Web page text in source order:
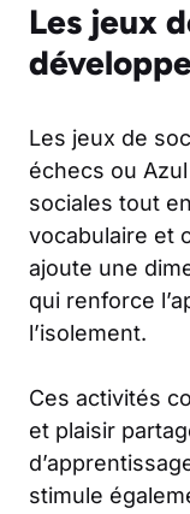
Les jeux
Les jeux de
échecs ou
sociales tout
vocabulaire et
ajoute une
qui renforce
l’isolement.
Ces activités
et plaisir
stimule